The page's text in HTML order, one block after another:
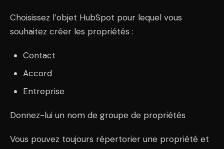
Choisissez l’objet HubSpot pour lequel vous
souhaitez créer les propriétés :
Contact
Accord
Entreprise
Donnez-lui un nom de groupe de propriétés
Vous pouvez toujours répertorier une propriété et